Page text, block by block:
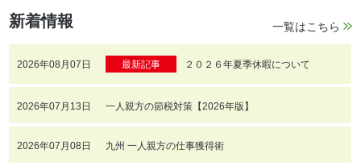
新着情報
2026年08月07日 最新記事 ２０２６年夏季休暇について
2026年07月13日 一人親方の節税対策【2026年版】
2026年07月08日 九州 一人親方の仕事獲得術
一覧はこちら